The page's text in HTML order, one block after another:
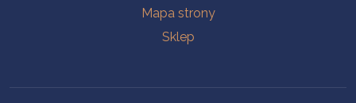
Mapa strony
Sklep